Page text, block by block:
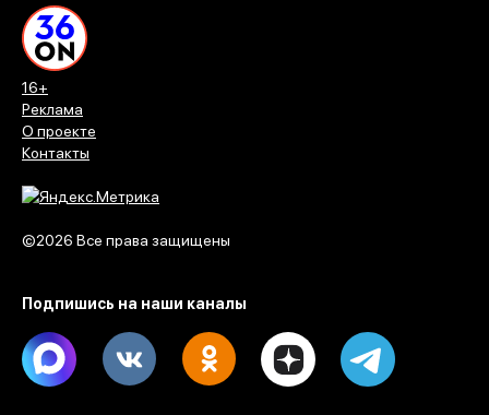
16+
Реклама
О проекте
Контакты
©2026 Все права защищены
Подпишись на наши каналы
Max Dzen